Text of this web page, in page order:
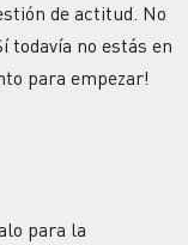
de actitud. No
todavía no estás en
para empezar!
para la